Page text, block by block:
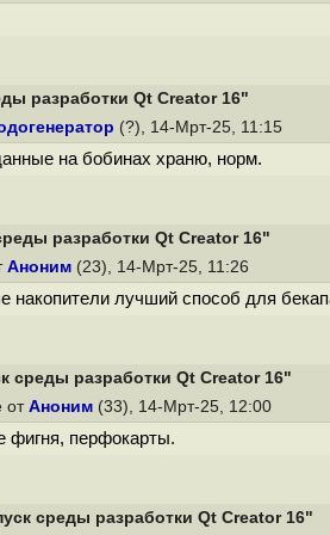
разработки Qt Creator 16"
(?), 14-Мрт-25, 11:15
на бобинах храню, норм.
разработки Qt Creator 16"
Аноним (23), 14-Мрт-25, 11:26
накопители лучший способ для
среды разработки Qt Creator 16"
от Аноним (33), 14-Мрт-25, 12:00
фигня, перфокарты.
среды разработки Qt Creator 16"